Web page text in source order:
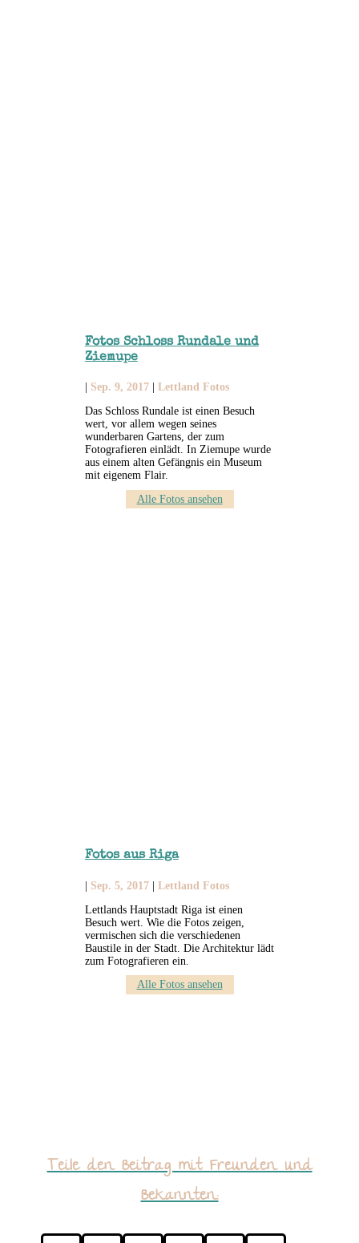
Fotos Schloss Rundale und
Ziemupe
Sep. 9, 2017
Lettland Fotos
Das Schloss Rundale ist einen Besuch
wert, vor allem wegen seines
wunderbaren Gartens, der zum
Fotografieren einlädt. In Ziemupe wurde
aus einem alten Gefängnis ein Museum
mit eigenem Flair.
Alle Fotos ansehen
Fotos aus Riga
| Sep. 5, 2017 | Lettland Fotos
Lettlands Hauptstadt Riga ist einen
Besuch wert. Wie die Fotos zeigen,
vermischen sich die verschiedenen
Baustile in der Stadt. Die Architektur lädt
zum Fotografieren ein.
Alle Fotos ansehen
Teile den Beitrag mit Freunden und
Bekannten: